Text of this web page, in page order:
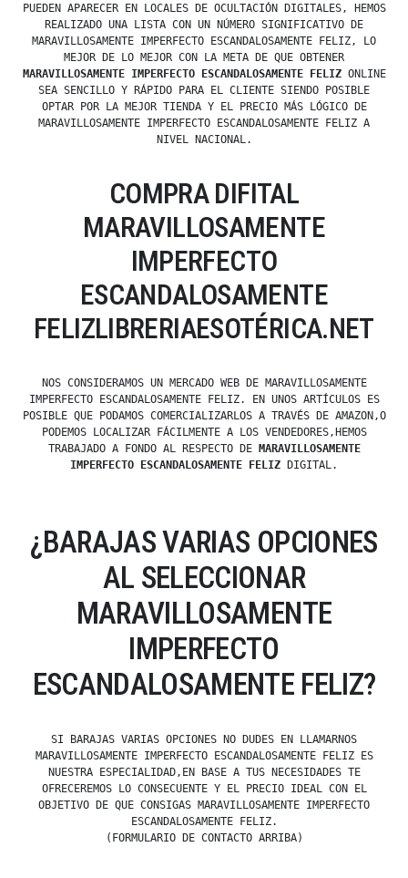
PUEDEN APARECER EN LOCALES DE OCULTACIÓN DIGITALES, HEMOS
REALIZADO UNA LISTA CON UN NÚMERO SIGNIFICATIVO DE
MARAVILLOSAMENTE IMPERFECTO ESCANDALOSAMENTE FELIZ, LO
MEJOR DE LO MEJOR CON LA META DE QUE OBTENER
MARAVILLOSAMENTE IMPERFECTO ESCANDALOSAMENTE FELIZONLINE
SEA SENCILLO Y RÁPIDO PARA EL CLIENTE SIENDO POSIBLE
OPTAR POR LA MEJOR TIENDA Y EL PRECIO MÁS LÓGICO DE
MARAVILLOSAMENTE IMPERFECTO ESCANDALOSAMENTE FELIZ A
NIVEL NACIONAL.
COMPRA DIFITAL
MARAVILLOSAMENTE
IMPERFECTO
ESCANDALOSAMENTE
FELIZLIBRERIAESOTÉRICA.NET
NOS CONSIDERAMOS UN MERCADO WEB DE MARAVILLOSAMENTE
IMPERFECTO ESCANDALOSAMENTE FELIZ. EN UNOS ARTÍCULOS ES
POSIBLE QUE PODAMOS COMERCIALIZARLOS A TRAVÉS DE AMAZON,O
PODEMOS LOCALIZAR FÁCILMENTE A LOS VENDEDORES,HEMOS
TRABAJADO A FONDO AL RESPECTO DE
MARAVILLOSAMENTE
IMPERFECTO ESCANDALOSAMENTE FELIZ DIGITAL.
¿BARAJAS VARIAS OPCIONES
AL SELECCIONAR
MARAVILLOSAMENTE
IMPERFECTO
ESCANDALOSAMENTE FELIZ?
SI BARAJAS VARIAS OPCIONES NO DUDES EN LLAMARNOS
MARAVILLOSAMENTE IMPERFECTO ESCANDALOSAMENTE FELIZ ES
NUESTRA ESPECIALIDAD,EN BASE A TUS NECESIDADES TE
OFRECEREMOS LO CONSECUENTE Y EL PRECIO IDEAL CON EL
OBJETIVO DE QUE CONSIGAS MARAVILLOSAMENTE IMPERFECTO
ESCANDALOSAMENTE FELIZ.
(FORMULARIO DE CONTACTO ARRIBA)